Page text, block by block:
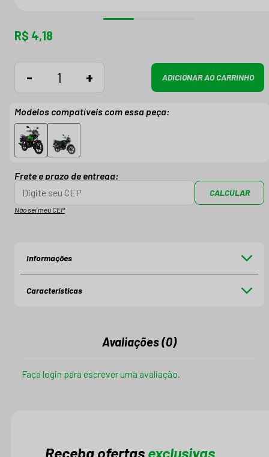
R$ 4,18
- + ADICIONAR AO CARRINHO
Modelos compatíveis com essa peça:
Frete e prazo de entrega:
CALCULAR
Não sei meu CEP
Informações
Características
Avaliações (0)
Faça login para escrever uma avaliação.
Receba ofertas exclusivas